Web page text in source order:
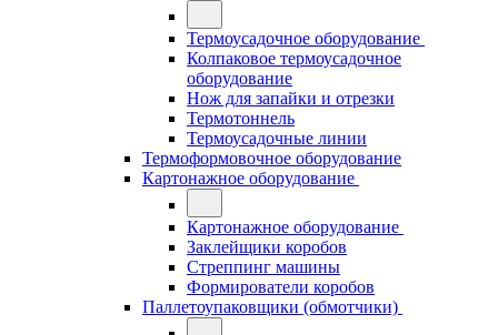
Термоусадочное оборудование
Колпаковое термоусадочное
оборудование
Нож для запайки и отрезки
Термотоннель
Термоусадочные линии
Термоформовочное оборудование
Картонажное оборудование
Картонажное оборудование
Заклейщики коробов
Стреппинг машины
Формирователи коробов
Паллетоупаковщики (обмотчики)